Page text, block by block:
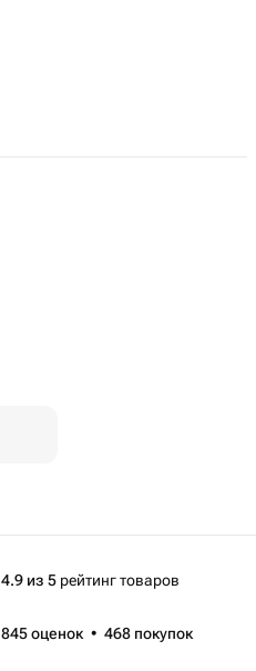
4.9 из 5рейтинг товаров
845оценок • 468 покупок